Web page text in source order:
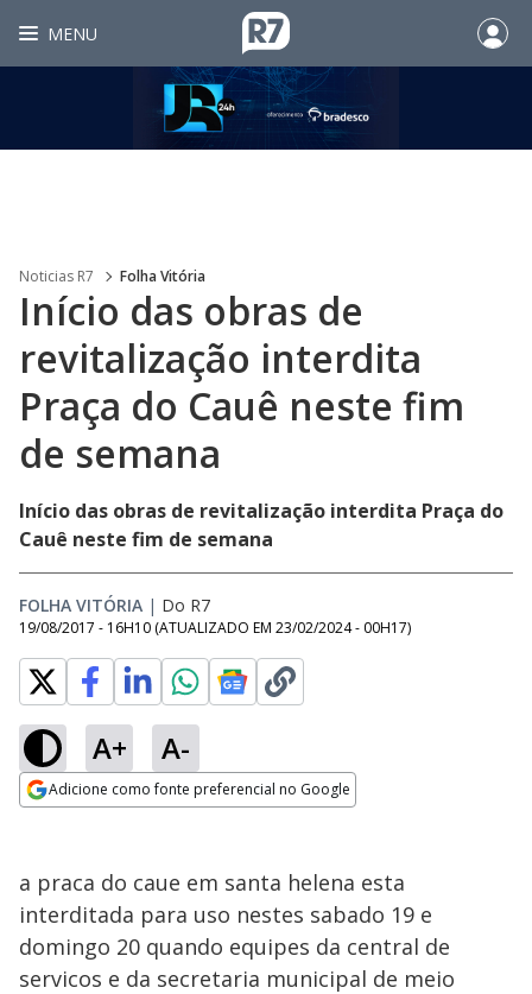
MENU
Noticias R7 Folha Vitória
Início das obras de
revitalização interdita
Praça do Cauê neste fim
de semana
Início das obras de revitalização interdita Praça do
Cauê neste fim de semana
FOLHA VITÓRIA | Do R7
19/08/2017 - 16H10 (ATUALIZADO EM 23/02/2024 - 00H17)
A+ A-
Adicione como fonte preferencial no Google
a praca do caue em santa helena esta
interditada para uso nestes sabado 19 e
domingo 20 quando equipes da central de
servicos e da secretaria municipal de meio